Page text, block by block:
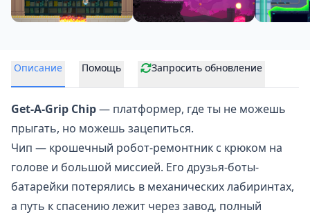
Описание Помощь Запросить обновление
Get-A-Grip Chip— платформер, где ты не можешь
прыгать, но можешь зацепиться.
Чип — крошечный робот-ремонтник с крюком на
голове и большой миссией. Его друзья-боты-
батарейки потерялись в механических лабиринтах,
а путь к спасению лежит через завод, полный